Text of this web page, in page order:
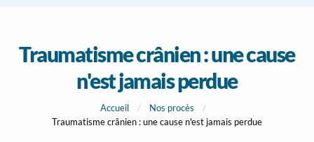
Traumatisme crânien : une cause
n'est jamais perdue
Accueil
Nos procès
Traumatisme crânien : une cause n'est jamais perdue